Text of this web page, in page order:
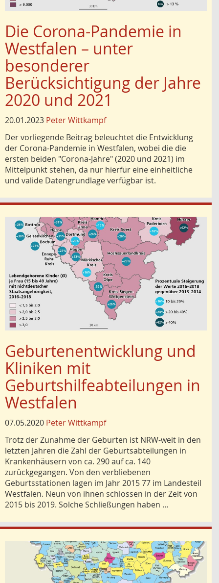
Die Corona-Pandemie in
Westfalen – unter
besonderer
Berücksichtigung der Jahre
2020 und 2021
20.01.2023 Peter Wittkampf
Der vorliegende Beitrag beleuchtet die Entwicklung
der Corona-Pandemie in Westfalen, wobei die die
ersten beiden "Corona-Jahre" (2020 und 2021) im
Mittelpunkt stehen, da nur hierfür eine einheitliche
und valide Datengrundlage verfügbar ist.
Geburtenentwicklung und
Kliniken mit
Geburtshilfeabteilungen in
Westfalen
07.05.2020 Peter Wittkampf
Trotz der Zunahme der Geburten ist NRW-weit in den
letzten Jahren die Zahl der Geburtsabteilungen in
Krankenhäusern von ca. 290 auf ca. 140
zurückgegangen. Von den verbliebenen
Geburtsstationen lagen im Jahr 2015 77 im Landesteil
Westfalen. Neun von ihnen schlossen in der Zeit von
2015 bis 2019. Solche Schließungen haben …